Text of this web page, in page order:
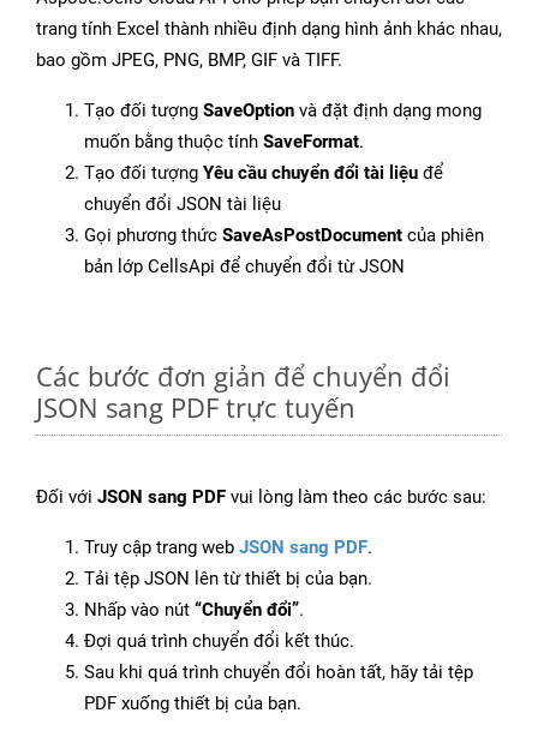
trang tính Excel thành nhiều định dạng hình ảnh khác nhau,
bao gồm JPEG, PNG, BMP, GIF và TIFF.
Tạo đối tượng SaveOption và đặt định dạng mong
muốn bằng thuộc tính SaveFormat.
Tạo đối tượng Yêu cầu chuyển đổi tài liệu để
chuyển đổi JSON tài liệu
Gọi phương thức SaveAsPostDocument của phiên
bản lớp CellsApi để chuyển đổi từ JSON
Các bước đơn giản để chuyển đổi
JSON sang PDF trực tuyến
Đối với JSON sang PDF vui lòng làm theo các bước sau:
Truy cập trang web JSON sang PDF.
Tải tệp JSON lên từ thiết bị của bạn.
Nhấp vào nút “Chuyển đổi”.
Đợi quá trình chuyển đổi kết thúc.
Sau khi quá trình chuyển đổi hoàn tất, hãy tải tệp
PDF xuống thiết bị của bạn.